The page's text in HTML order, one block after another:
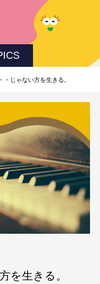
・じゃない方を生きる。
を生きる。